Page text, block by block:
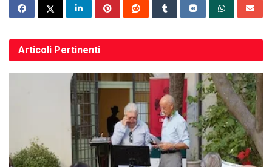
Articoli Pertinenti